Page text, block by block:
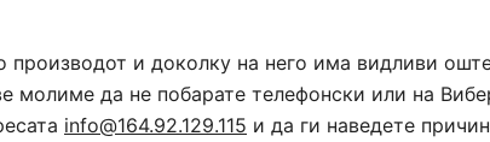
и доколку на него има видливи
молиме да не побарате телефонски или на
info@164.92.129.115 и да ги наведете